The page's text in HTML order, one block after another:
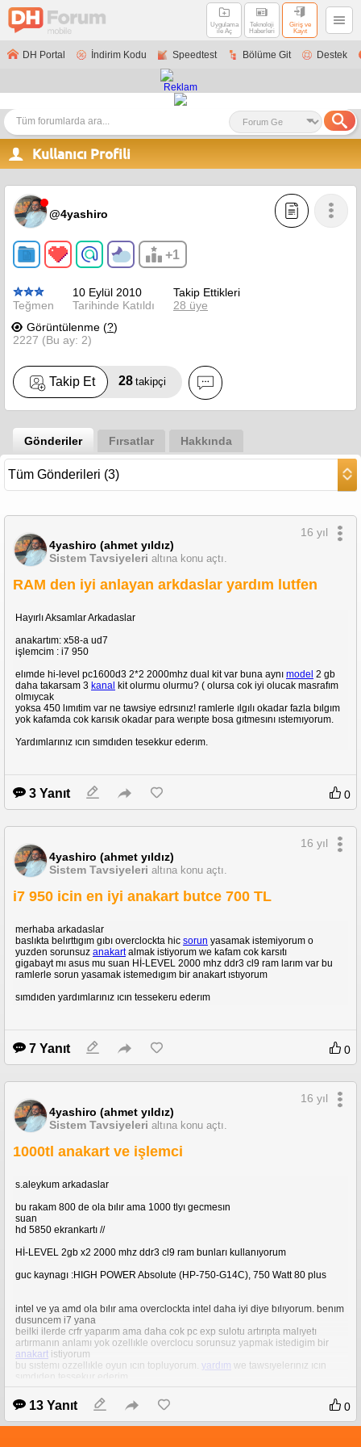
Uygulama
ile Aç
Teknoloji
Haberleri
Giriş ve
Kayıt
DH Portal İndirim Kodu Speedtest Bölüme Git Destek
Kullanıcı Profili
@4yashiro
+1
Teğmen
10 Eylül 2010
Tarihinde Katıldı
Takip Ettikleri
28 üye
Görüntülenme (?)
2227 (Bu ay: 2)
Takip Et 28 takipçi
Gönderiler Fırsatlar Hakkında
4yashiro (ahmet yıldız)
Sistem Tavsiyeleri altına konu açtı.
16 yıl
RAM den iyi anlayan arkdaslar yardım lutfen
Hayırlı Aksamlar Arkadaslar
anakartım: x58-a ud7
işlemcim : i7 950
elımde hi-level pc1600d3 2*2 2000mhz dual kit var buna aynı model 2 gb
daha takarsam 3 kanal kit olurmu olurmu? ( olursa cok iyi olucak masrafım
olmıycak
yoksa 450 lımıtim var ne tawsiye edrsınız! ramlerle ılgılı okadar fazla bılgım
yok kafamda cok karısık okadar para werıpte bosa gıtmesını ıstemıyorum.
Yardımlarınız ıcın sımdıden tesekkur ederım.
3 Yanıt 0
4yashiro (ahmet yıldız)
Sistem Tavsiyeleri altına konu açtı.
16 yıl
i7 950 icin en iyi anakart butce 700 TL
merhaba arkadaslar
baslıkta belırttıgım gıbı overclockta hic sorun yasamak istemiyorum o
yuzden sorunsuz anakartalmak istiyorum we kafam cok karsıtı
gigabayt mı asus mu suan Hİ-LEVEL 2000 mhz ddr3 cl9 ram larım var bu
ramlerle sorun yasamak istemedıgım bir anakart ıstıyorum
sımdıden yardımlarınız ıcın tessekeru ederım
7 Yanıt 0
4yashiro (ahmet yıldız)
Sistem Tavsiyeleri altına konu açtı.
16 yıl
1000tl anakart ve işlemci
s.aleykum arkadaslar
bu rakam 800 de ola bılır ama 1000 tlyı gecmesın
suan
hd 5850 ekrankartı //
Hİ-LEVEL 2gb x2 2000 mhz ddr3 cl9 ram bunları kullanıyorum
guc kaynagı :HIGH POWER Absolute (HP-750-G14C), 750 Watt 80 plus
intel ve ya amd ola bılır ama overclockta intel daha iyi diye bılıyorum. benım
dusuncem i7 yana
beilki ilerde crfr yaparım ama daha cok pc exp sulotu artırıpta malıyetı
artırmanın anlamı yok ozellıkle overclocu sorunsuz yapmak istedigim bir
anakart istiyorum
bu sıstemı ozzellıkle oyun ıcın topluyorum. yardım we tawsıyelerınız ıcın
13 Yanıt 0